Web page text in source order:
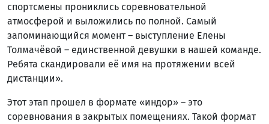
спортсмены прониклись соревновательной
атмосферой и выложились по полной. Самый
запоминающийся момент – выступление Елены
Толмачёвой – единственной девушки в нашей команде.
Ребята скандировали её имя на протяжении всей
дистанции».
Этот этап прошел в формате «индор» – это
соревнования в закрытых помещениях. Такой формат